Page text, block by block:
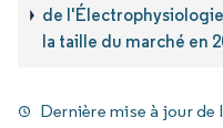
de
la taille du marché en
Dernière mise à jour de